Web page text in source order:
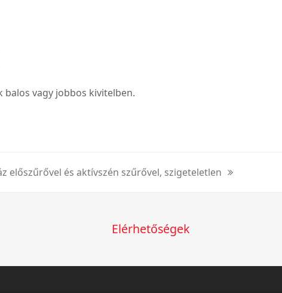
vagy jobbos kivitelben.
előszűrővel és aktívszén szűrővel, szigeteletlen
Elérhetőségek